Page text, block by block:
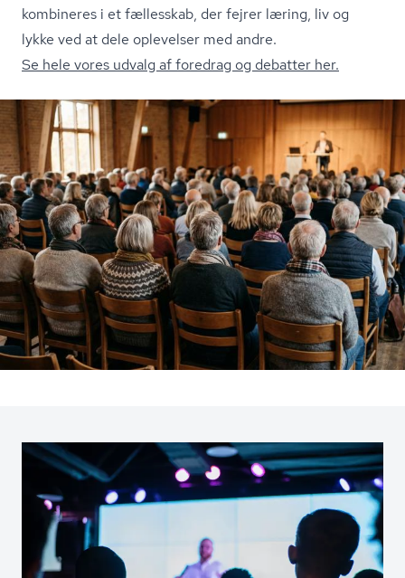
kombineres i et fællesskab, der fejrer læring, liv og
lykke ved at dele oplevelser med andre.
Se hele vores udvalg af foredrag og debatter her.